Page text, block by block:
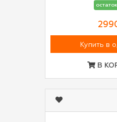
Купить в
В